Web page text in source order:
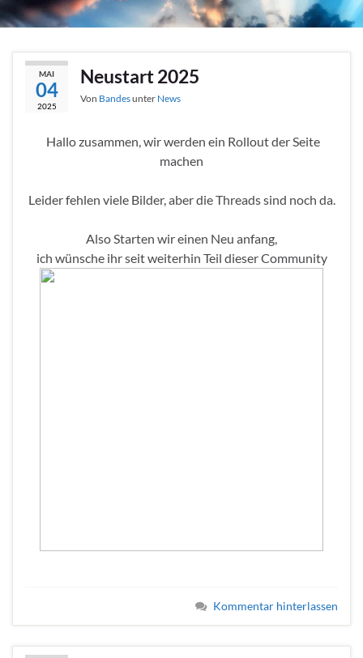
MAI
04
2025
Neustart 2025
Von Bandesunter News
Hallo zusammen, wir werden ein Rollout der Seite
machen
Leider fehlen viele Bilder, aber die Threads sind noch da.
Also Starten wir einen Neu anfang,
ich wünsche ihr seit weiterhin Teil dieser Community
Kommentar hinterlassen